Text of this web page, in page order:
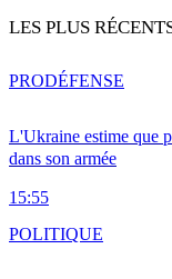
LES PLUS
L'Ukraine estime que
dans son armée
15:55
PRODÉFENSE
POLITIQUE